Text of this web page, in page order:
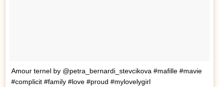
Amour ternel by @petra_bernardi_stevcikova #mafille #mavie
#complicit #family #love #proud #mylovelygirl